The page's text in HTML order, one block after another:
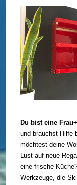
Du bist eine
und brauchst Hilfe
möchtest deine
Lust auf neue
eine frische
Werkzeuge, die